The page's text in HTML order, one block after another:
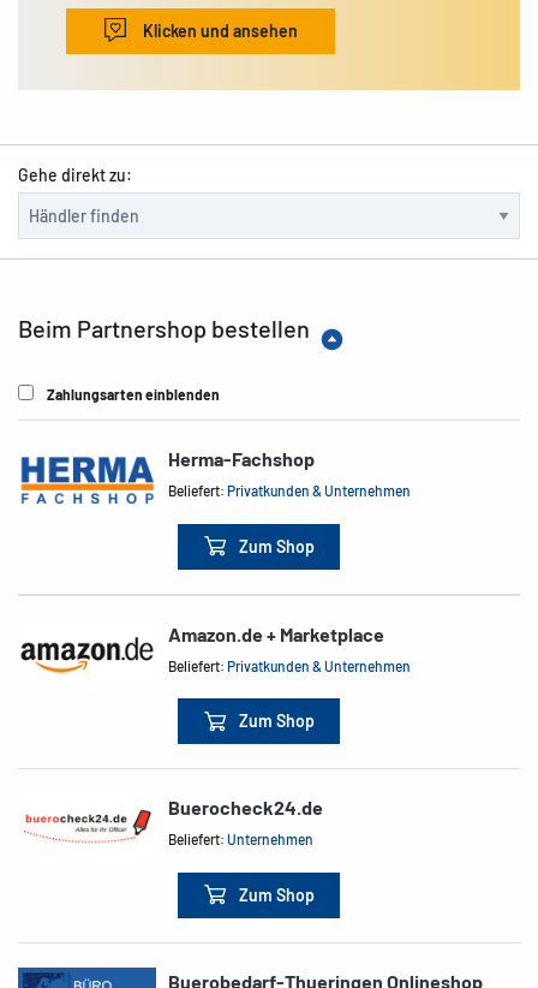
Klicken und ansehen
Gehe direkt zu:
Beim Partnershop bestellen
Zahlungsarten einblenden
Herma-Fachshop
Beliefert:Privatkunden & Unternehmen
Zum Shop
Amazon.de + Marketplace
Beliefert:Privatkunden & Unternehmen
Zum Shop
Buerocheck24.de
Beliefert:Unternehmen
Zum Shop
Buerobedarf-Thueringen Onlineshop